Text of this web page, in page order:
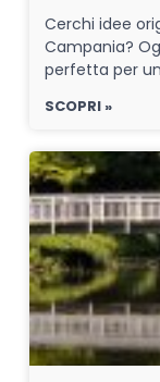
Cerchi idee
Campania?
perfetta per
SCOPRI »